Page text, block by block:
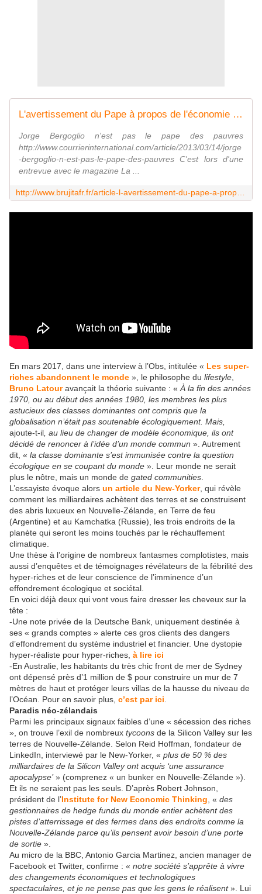
L'avertissement du Pape à propos de l'économie mondiale: le système est proche de l'effondrement ! - MOINS de BIENS PLUS de LIENS
Jorge Bergoglio n'est pas le pape des pauvres
http://www.courrierinternational.com/article/2013/03/14/jorge
-bergoglio-n-est-pas-le-pape-des-pauvres C'est lors d'une
entrevue avec le magazine La ...
En mars 2017, dans une interview à l’Obs, intitulée « Les super-
riches abandonnent le monde », le philosophe du lifestyle
Bruno Latouravançait la théorie suivante : « À la fin des années
1970, ou au début des années 1980, les membres les plus
astucieux des classes dominantes ont compris que la
globalisation n’était pas soutenable écologiquement. Mais,
ajoute-t-il , au lieu de changer de modèle économique, ils ont
décidé de renoncer à l’idée d’un monde commun ». Autrement
dit, « la classe dominante s’est immunisée contre la question
écologique en se coupant du monde ». Leur monde ne serait
plus le nôtre, mais un monde de gated communities
L’essayiste évoque alors un article du New-Yorker, qui révèle
comment les milliardaires achètent des terres et se construisent
des abris luxueux en Nouvelle-Zélande, en Terre de feu
(Argentine) et au Kamchatka (Russie), les trois endroits de la
planète qui seront les moins touchés par le réchauffement
climatique.
Une thèse à l’origine de nombreux fantasmes complotistes, mais
aussi d’enquêtes et de témoignages révélateurs de la fébrilité des
hyper-riches et de leur conscience de l’imminence d’un
effondrement écologique et sociétal.
En voici déjà deux qui vont vous faire dresser les cheveux sur la
tête :
-Une note privée de la Deutsche Bank, uniquement destinée à
ses « grands comptes » alerte ces gros clients des dangers
d’effondrement du système industriel et financier. Une dystopie
hyper-réaliste pour hyper-riches, à lire ici
-En Australie, les habitants du très chic front de mer de Sydney
ont dépensé près d’1 million de $ pour construire un mur de 7
mètres de haut et protéger leurs villas de la hausse du niveau de
l’Océan. Pour en savoir plus, c’est par ici
Paradis néo-zélandais
Parmi les principaux signaux faibles d’une « sécession des riches
», on trouve l’exil de nombreux tycoons de la Silicon Valley sur les
terres de Nouvelle-Zélande. Selon Reid Hoffman, fondateur de
LinkedIn, interviewé par le New-Yorker, « plus de 50 % des
milliardaires de la Silicon Valley ont acquis ‘une assurance
apocalypse’» (comprenez « un bunker en Nouvelle-Zélande »).
Et ils ne seraient pas les seuls. D’après Robert Johnson,
président de l’Institute for New Economic Thinking , « des
gestionnaires de hedge funds du monde entier achètent des
pistes d’atterrissage et des fermes dans des endroits comme la
Nouvelle-Zélande parce qu’ils pensent avoir besoin d’une porte
de sortie ».
Au micro de la BBC, Antonio Garcia Martinez, ancien manager de
Facebook et Twitter, confirme : « notre société s’apprête à vivre
des changements économiques et technologiques
spectaculaires, et je ne pense pas que les gens le réalisent». Lui